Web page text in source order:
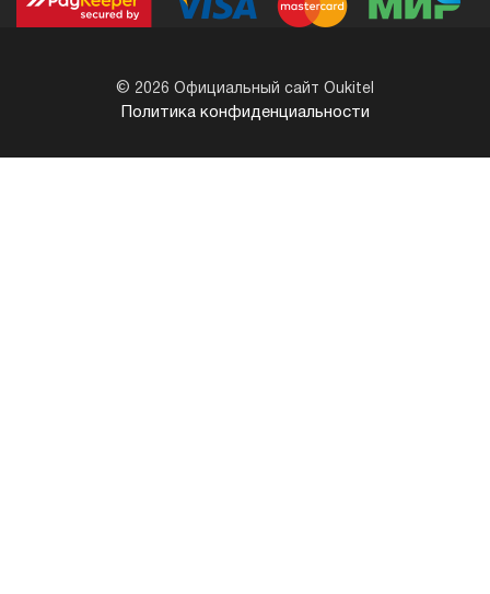
© 2026 Официальный сайт Oukitel
Политика конфиденциальности